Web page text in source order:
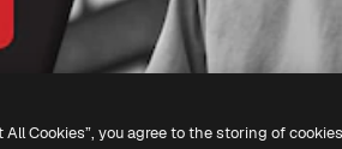
Cookies”, you agree to the storing of